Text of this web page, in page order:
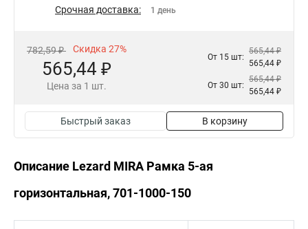
Срочная доставка: 1 день
782,59 ₽ Скидка 27%
565,44 ₽
Цена за 1 шт.
От 15 шт:
565,44 ₽
565,44 ₽
От 30 шт:
565,44 ₽
565,44 ₽
Быстрый заказ В корзину
Описание Lezard MIRA Рамка 5-ая
горизонтальная, 701-1000-150